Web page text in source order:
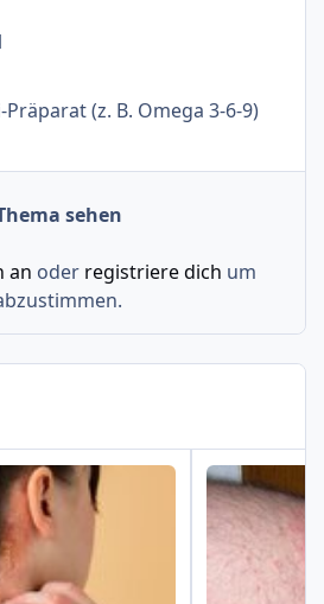
: 18%
(z. B. Omega 3-6-9): 9%
sehen
an oder registriere dich um
Folie
Karussell-Folie
und an der Hand